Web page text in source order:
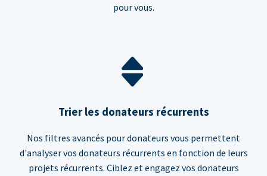
pour vous.
Trier les donateurs récurrents
Nos filtres avancés pour donateurs vous permettent
d'analyser vos donateurs récurrents en fonction de leurs
projets récurrents. Ciblez et engagez vos donateurs